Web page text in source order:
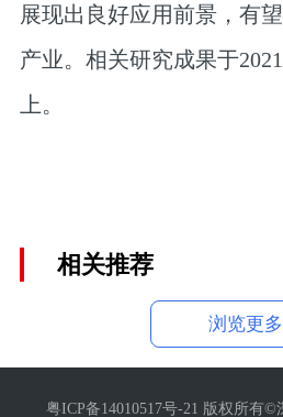
展现出良好应用前景，有
产业。相关研究成果于
上。
相关推荐
浏览更多
粤ICP备14010517号-21 版权所有